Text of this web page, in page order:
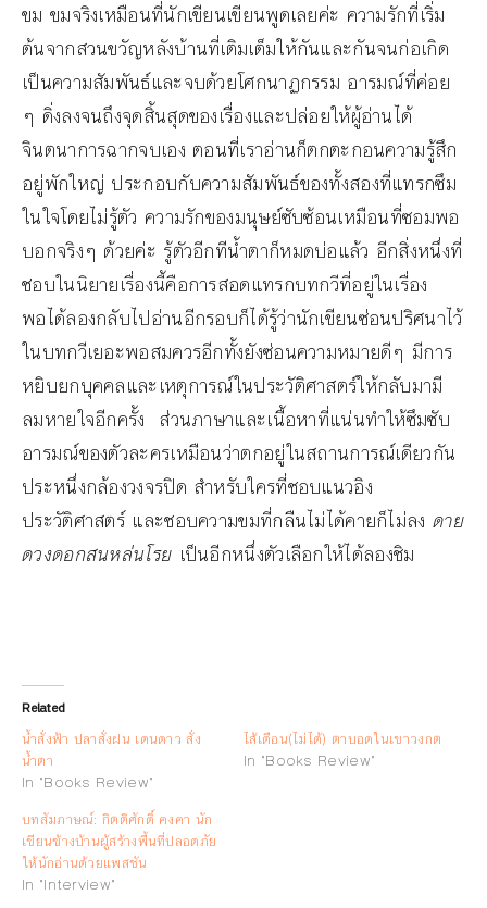
ขม ขมจริงเหมือนที่นักเขียนเขียนพูดเลยค่ะ ความรักที่เริ่ม
ต้นจากสวนขวัญหลังบ้านที่เติมเต็มให้กันและกันจนก่อเกิด
เป็นความสัมพันธ์และจบด้วยโศกนาฏกรรม อารมณ์ที่ค่อย
ๆ ดิ่งลงจนถึงจุดสิ้นสุดของเรื่องและปล่อยให้ผู้อ่านได้
จินตนาการฉากจบเอง ตอนที่เราอ่านก็ตกตะกอนความรู้สึก
อยู่พักใหญ่ ประกอบกับความสัมพันธ์ของทั้งสองที่แทรกซึม
ในใจโดยไม่รู้ตัว ความรักของมนุษย์ซับซ้อนเหมือนที่ซอมพอ
บอกจริงๆ ด้วยค่ะ รู้ตัวอีกทีน้ำตาก็หมดบ่อแล้ว อีกสิ่งหนึ่งที่
ชอบในนิยายเรื่องนี้คือการสอดแทรกบทกวีที่อยู่ในเรื่อง
พอได้ลองกลับไปอ่านอีกรอบก็ได้รู้ว่านักเขียนซ่อนปริศนาไว้
ในบทกวีเยอะพอสมควรอีกทั้งยังซ่อนความหมายดีๆ มีการ
หยิบยกบุคคลและเหตุการณ์ในประวัติศาสตร์ให้กลับมามี
ลมหายใจอีกครั้ง ส่วนภาษาและเนื้อหาที่แน่นทำให้ซึมซับ
อารมณ์ของตัวละครเหมือนว่าตกอยู่ในสถานการณ์เดียวกัน
ประหนึ่งกล้องวงจรปิด สำหรับใครที่ชอบแนวอิง
ประวัติศาสตร์ และชอบความขมที่กลืนไม่ได้คายก็ไม่ลง ดาย
ดวงดอกสนหล่นโรย เป็นอีกหนึ่งตัวเลือกให้ได้ลองชิม
Related
น้ำสั่งฟ้า ปลาสั่งฝน เดนดาว สั่ง
น้ำตา
In "Books Review"
ไส้เดือน(ไม่ได้) ตาบอดในเขาวงกต
In "Books Review"
บทสัมภาษณ์: กิตติศักดิ์ คงคา นัก
เขียนข้างบ้านผู้สร้างพื้นที่ปลอดภัย
ให้นักอ่านด้วยแพสชัน
In "Interview"